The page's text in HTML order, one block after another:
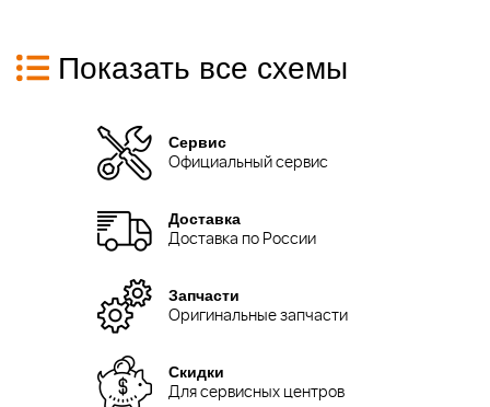
Показать все схемы
Сервис
Официальный сервис
Доставка
Доставка по России
Запчасти
Оригинальные запчасти
Скидки
Для сервисных центров